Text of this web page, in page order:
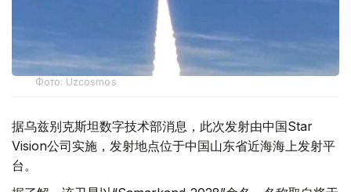
Фото: Uzcosmos
据乌兹别克斯坦数字技术部消息，此次发射由中国Star
Vision公司实施，发射地点位于中国山东省近海海上发射平
台。